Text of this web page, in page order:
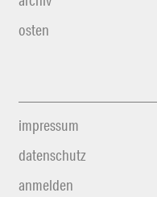
osten
impressum
datenschutz
anmelden